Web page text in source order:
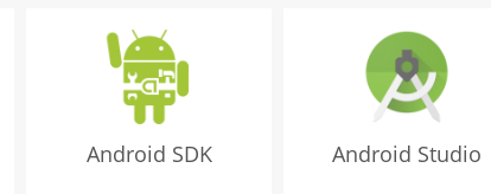
Android SDK Android Studio